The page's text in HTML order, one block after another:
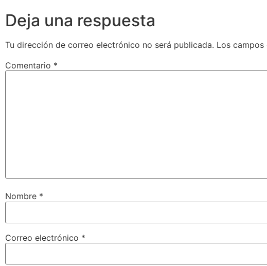
Deja una respuesta
Tu dirección de correo electrónico no será publicada. Los
Comentario *
Nombre *
Correo electrónico *